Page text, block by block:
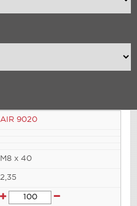
AIR 9020
M8 x 40
2,35